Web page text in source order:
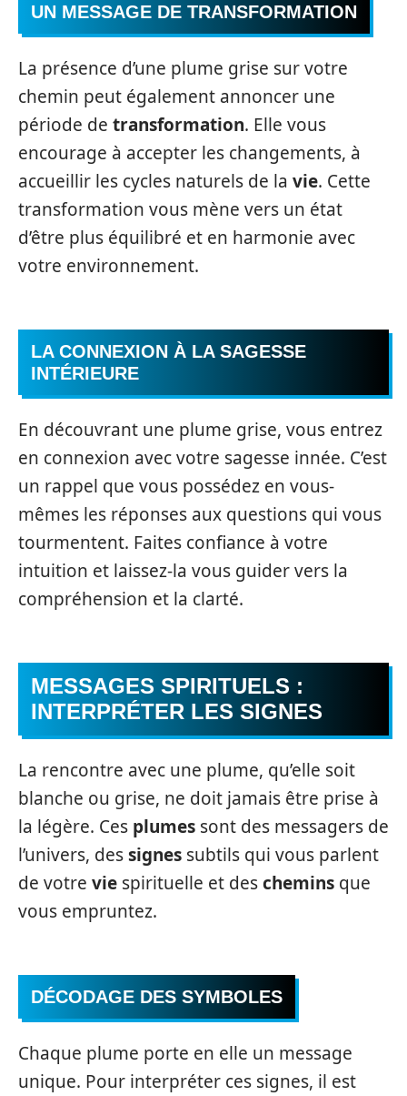
UN MESSAGE DE TRANSFORMATION
La présence d’une plume grise sur votre
chemin peut également annoncer une
période de transformation. Elle vous
encourage à accepter les changements, à
accueillir les cycles naturels de la vie. Cette
transformation vous mène vers un état
d’être plus équilibré et en harmonie avec
votre environnement.
LA CONNEXION À LA SAGESSE
INTÉRIEURE
En découvrant une plume grise, vous entrez
en connexion avec votre sagesse innée. C’est
un rappel que vous possédez en vous-
mêmes les réponses aux questions qui vous
tourmentent. Faites confiance à votre
intuition et laissez-la vous guider vers la
compréhension et la clarté.
MESSAGES SPIRITUELS :
INTERPRÉTER LES SIGNES
La rencontre avec une plume, qu’elle soit
blanche ou grise, ne doit jamais être prise à
la légère. Ces plumes sont des messagers de
l’univers, dessignes subtils qui vous parlent
de votre vie spirituelle et deschemins que
vous empruntez.
DÉCODAGE DES SYMBOLES
Chaque plume porte en elle un message
unique. Pour interpréter ces signes, il est